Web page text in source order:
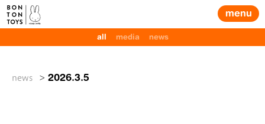
menu
all media news
news 2026.3.5